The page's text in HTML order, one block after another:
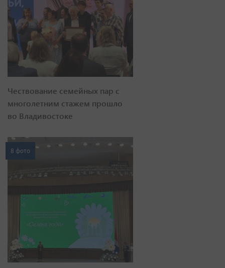
Чествование семейных пар с
многолетним стажем прошло
во Владивостоке
8 фото